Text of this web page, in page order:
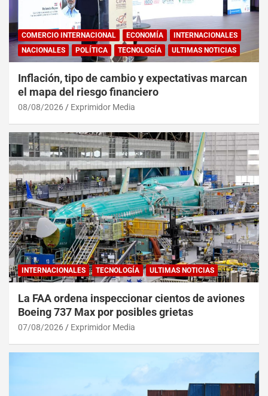
COMERCIO INTERNACIONAL ECONOMÍA
INTERNACIONALES
NACIONALES
POLÍTICA TECNOLOGÍA ULTIMAS NOTICIAS
Inflación, tipo de cambio y expectativas marcan
el mapa del riesgo financiero
08/08/2026 Exprimidor Media
INTERNACIONALES TECNOLOGÍA ULTIMAS NOTICIAS
La FAA ordena inspeccionar cientos de aviones
Boeing 737 Max por posibles grietas
07/08/2026 Exprimidor Media